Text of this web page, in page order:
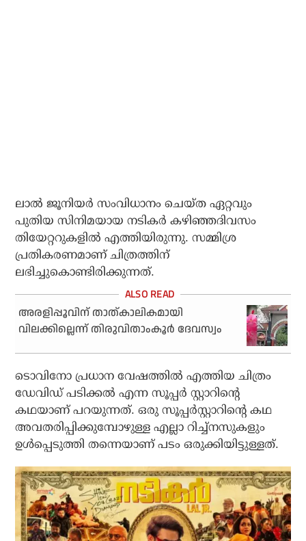
ലാൽ ജൂനിയർ സംവിധാനം ചെയ്ത ഏറ്റവും
പുതിയ സിനിമയായ നടികർ കഴിഞ്ഞദിവസം
തിയേറ്ററുകളിൽ എത്തിയിരുന്നു. സമ്മിശ്ര
പ്രതികരണമാണ് ചിത്രത്തിന്
ലഭിച്ചുകൊണ്ടിരിക്കുന്നത്.
അരളിപ്പൂവിന് താത്കാലികമായി
വിലക്കില്ലെന്ന് തിരുവിതാംകൂര്‍ ദേവസ്വം
ടൊവിനോ പ്രധാന വേഷത്തിൽ എത്തിയ ചിത്രം
ഡേവിഡ് പടിക്കൽ എന്ന സൂപ്പർ സ്റ്റാറിന്റെ
കഥയാണ് പറയുന്നത്. ഒരു സൂപ്പർസ്റ്റാറിന്റെ കഥ
അവതരിപ്പിക്കുമ്പോഴുള്ള എല്ലാ റിച്ച്നസുകളും
ഉൾപ്പെടുത്തി തന്നെയാണ് പടം ഒരുക്കിയിട്ടുള്ളത്.